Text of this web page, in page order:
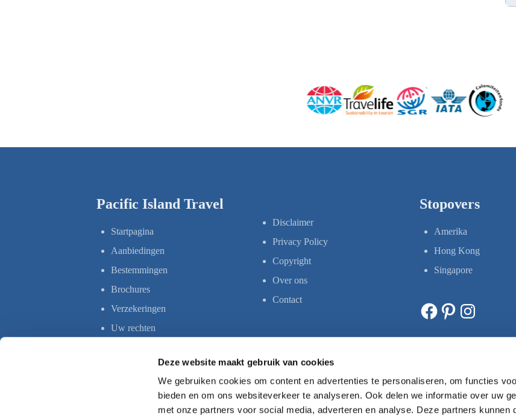
Deze website maakt gebruik van cookies
We gebruiken cookies om content en advertenties te personaliseren, om functies
bieden en om ons websiteverkeer te analyseren. Ook delen we informatie over uw
met onze partners voor social media, adverteren en analyse. Deze partners kunnen
Pacific Island Travel
Startpagina
Aanbiedingen
Bestemmingen
Brochures
Verzekeringen
Uw rechten
Disclaimer
Privacy Policy
Copyright
Over ons
Contact
Stopovers
Amerika
Hong Kong
Singapore
Facebook Pinterest Instagram